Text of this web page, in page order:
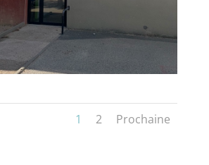
1 2 Prochaine